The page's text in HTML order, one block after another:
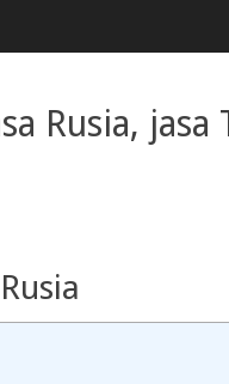
Rusia, jasa